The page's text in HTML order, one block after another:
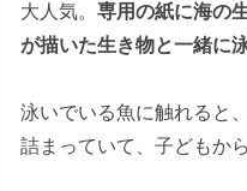
大人気。 専用の紙に海の
が描いた生き物と一緒に
泳いでいる魚に触れると
詰まっていて、子どもか